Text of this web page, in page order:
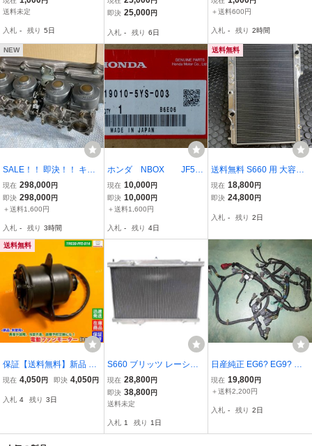
送料未定
入札 - 残り 5日
73-J01 civic integra EG6
R HONDA シビック イン
テグラ ホンダ JDM
即決 25,000円
入札 - 残り 6日
3-KBH-300 17253-MY9-7
古美品 CB400SF NC39
＋送料600円
入札 - 残り 2時間
NEW
SALE！！ 即決！！ キャ
ブレター comp 26R (26R
1) リビルト品 純正 キャブ
S6 エスロク / ホンダ HO
00M
現在 298,000円
即決 298,000円
＋送料1,600円
入札 - 残り 3時間
ホンダ NBOX JF5
ラジエター １９０１０
－５YS-003 新同 割
れ無し
現在 10,000円
即決 10,000円
＋送料1,600円
入札 - 残り 4日
送料無料
送料無料 S660 用 大容量
ラジエーター オールアル
ミ 2 倍容量アップ アルミ
現在 18,800円
即決 24,800円
入札 - 残り 2日
送料無料
保証【送料無料】新品 電
動ファン モーター 1個
HH5 HH6 HA6 バモス H
現在 4,050円 即決 4,050円
入札 4 残り 3日
S660 ブリッツ レーシン
グラジエター タイプZS
軽量オールアルミラジエ
ター BLITZ ★ JW5 S660
現在 28,800円
即決 38,800円
送料未定
入札 1 残り 1日
日産純正 EG6? EG9? シ
ビック SIR B16A用? エン
ジンハーネス 程度良好 中
ポーツシビック フェリオ
現在 19,800円
＋送料2,200円
入札 - 残り 2日